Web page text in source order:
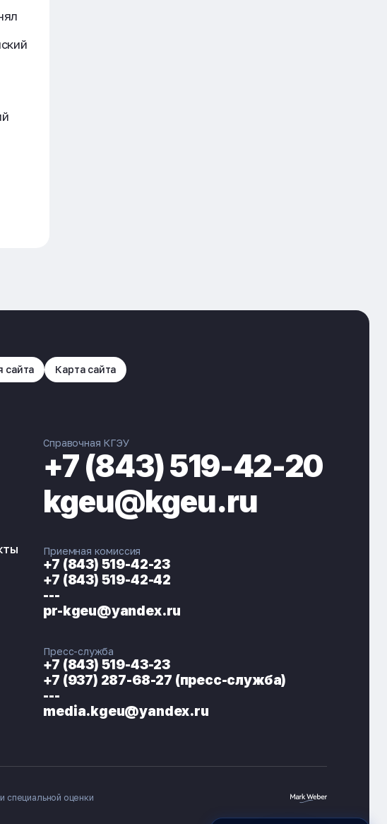
ЭНЕРГОКОД — ПОМОЩНИК КГЭУ
сайта Карта сайта
Справочная КГЭУ
+7 (843) 519-42-20
kgeu@kgeu.ru
Приемная комиссия
+7 (843) 519-42-23
+7 (843) 519-42-42
---
pr-kgeu@yandex.ru
Пресс-служба
+7 (843) 519-43-23
+7 (937) 287-68-27 (пресс-служба)
---
media.kgeu@yandex.ru
специальной оценки